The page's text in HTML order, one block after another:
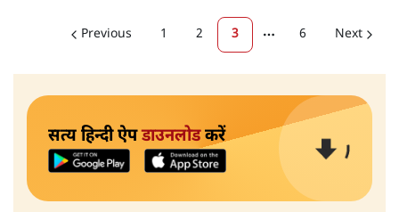
Previous 1 2 3 More pages
6 Next
सत्य हिन्दी ऐपडाउनलोडकरें